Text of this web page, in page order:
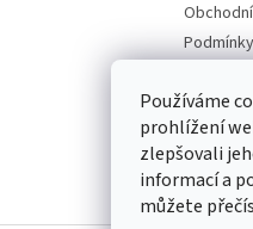
Používáme
prohlížení
zlepšovali
informací a
můžete